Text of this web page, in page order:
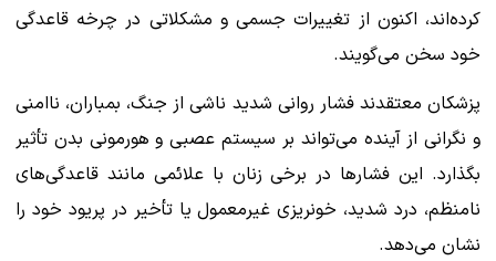
کرده‌اند، اکنون از تغییرات جسمی و مشکلاتی در چرخه قاعدگی
خود سخن می‌گویند.
پزشکان معتقدند فشار روانی شدید ناشی از جنگ، بمباران، ناامنی
و نگرانی از آینده می‌تواند بر سیستم عصبی و هورمونی بدن تأثیر
بگذارد. این فشارها در برخی زنان با علائمی مانند قاعدگی‌های
نامنظم، درد شدید، خونریزی غیرمعمول یا تأخیر در پریود خود را
نشان می‌دهد.